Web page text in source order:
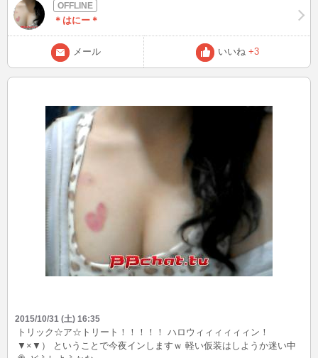
＊はにー＊
メール いいね +3
2015/10/31 (土) 16:35
トリック☆ア☆トリート！！！！！ ハロウィィィィィィン！
▼×▼） ということで今夜インしますｗ 軽い仮装はしようか迷い中